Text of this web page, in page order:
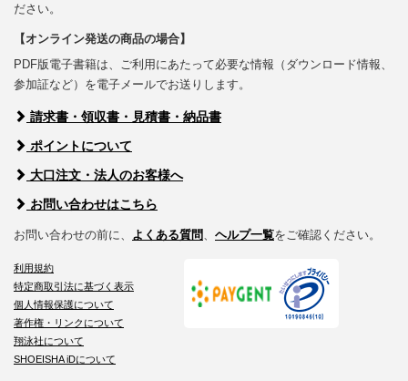
ださい。
【オンライン発送の商品の場合】
PDF版電子書籍は、ご利用にあたって必要な情報（ダウンロード情報、
参加証など）を電子メールでお送りします。
請求書・領収書・見積書・納品書
ポイントについて
大口注文・法人のお客様へ
お問い合わせはこちら
お問い合わせの前に、 よくある質問 ヘルプ一覧をご確認ください。
利用規約
特定商取引法に基づく表示
個人情報保護について
著作権・リンクについて
翔泳社について
SHOEISHA iDについて